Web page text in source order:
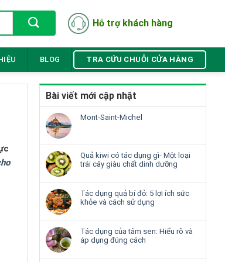
Hỗ trợ khách hàng
BLOG TRA CỨU CHUỖI CỬA HÀNG
Bài viết mới cập nhật
Mont-Saint-Michel
Quả kiwi có tác dụng gì- Một loại
trái cây giàu chất dinh dưỡng
Tác dụng quả bí đỏ: 5 lợi ích sức
khỏe và cách sử dụng
Tác dụng của tâm sen: Hiểu rõ và
áp dụng đúng cách